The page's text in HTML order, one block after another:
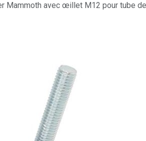
Mammoth avec œillet M12 pour tube